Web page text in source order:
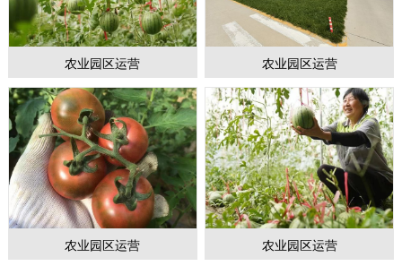
1
农业园区运营 农业园区运营
农业园区运营 农业园区运营